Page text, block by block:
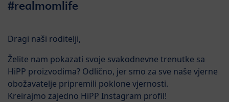
#realmomlife
Dragi naši roditelji,
Želite nam pokazati svoje svakodnevne trenutke sa
HiPP proizvodima? Odlično, jer smo za sve naše vjerne
obožavatelje pripremili poklone vjernosti.
Kreirajmo zajedno HiPP Instagram profil!